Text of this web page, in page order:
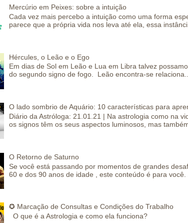
Mercúrio em Peixes: sobre a intuição
Cada vez mais percebo a intuição como uma forma
parece que a própria vida nos leva até ela, essa
Hércules, o Leão e o Ego
Em dias de Sol em Leão e Lua em Libra talvez
do segundo signo de fogo. Leão encontra-se
O lado sombrio de Aquário: 10 características para
Diário da Astróloga: 21.01.21 | Na astrologia como na
os signos têm os seus aspectos luminosos, mas também
O Retorno de Saturno
Se você está passando por momentos de grandes
60 e dos 90 anos de idade , este conteúdo é para você.
✪ Marcação de Consultas e Condições do Trabalho
O que é a Astrologia e como ela funciona?